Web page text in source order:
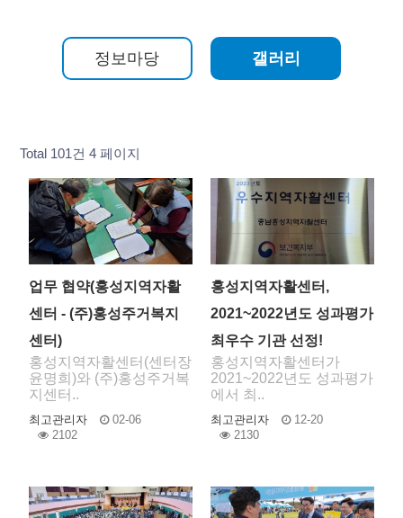
정보마당 갤러리
Total 101건 4 페이지
업무 협약(홍성지역자활
센터 - (주)홍성주거복지
센터)
홍성지역자활센터(센터장
윤명희)와 (주)홍성주거복
지센터..
최고관리자
02-06
2102
홍성지역자활센터,
2021~2022년도 성과평가
최우수 기관 선정!
홍성지역자활센터가
2021~2022년도 성과평가
에서 최..
최고관리자
12-20
2130